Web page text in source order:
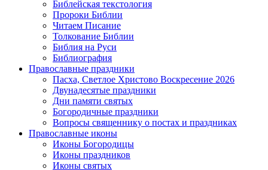
Библейская текстология
Пророки Библии
Читаем Писание
Толкование Библии
Библия на Руси
Библиография
Православные праздники
Пасха, Светлое Христово Воскресение 2026
Двунадесятые праздники
Дни памяти святых
Богородичные праздники
Вопросы священнику о постах и праздниках
Православные иконы
Иконы Богородицы
Иконы праздников
Иконы святых